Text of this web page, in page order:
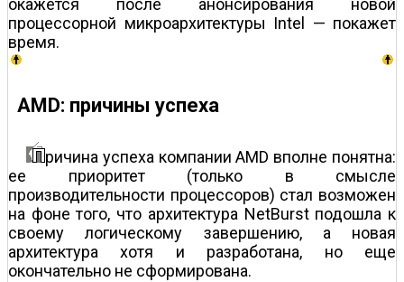
окажется после анонсирования новой
процессорной микроархитектуры Intel — покажет
время.
AMD: причины успеха
ричина успеха компании AMD вполне понятна:
ее приоритет (только в смысле
производительности процессоров) стал возможен
на фоне того, что архитектура NetBurst подошла к
своему логическому завершению, а новая
архитектура хотя и разработана, но еще
окончательно не сформирована.